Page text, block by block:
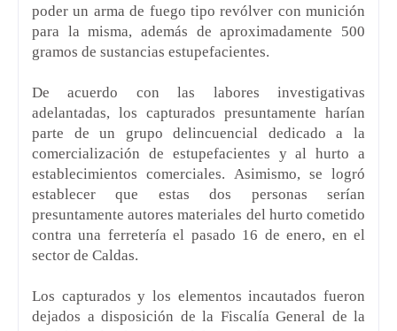
poder un arma de fuego tipo revólver con munición
para la misma, además de aproximadamente 500
gramos de sustancias estupefacientes.
De acuerdo con las labores investigativas
adelantadas, los capturados presuntamente harían
parte de un grupo delincuencial dedicado a la
comercialización de estupefacientes y al hurto a
establecimientos comerciales. Asimismo, se logró
establecer que estas dos personas serían
presuntamente autores materiales del hurto cometido
contra una ferretería el pasado 16 de enero, en el
sector de Caldas.
Los capturados y los elementos incautados fueron
dejados a disposición de la Fiscalía General de la